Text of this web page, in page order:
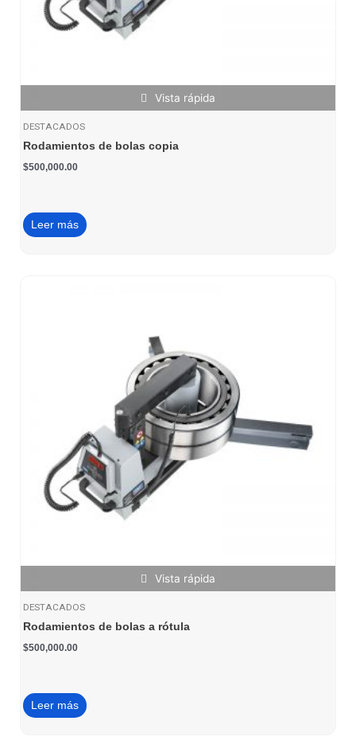
Vista rápida
DESTACADOS
Rodamientos de bolas copia
$500,000.00
Leer más
Vista rápida
DESTACADOS
Rodamientos de bolas a rótula
$500,000.00
Leer más